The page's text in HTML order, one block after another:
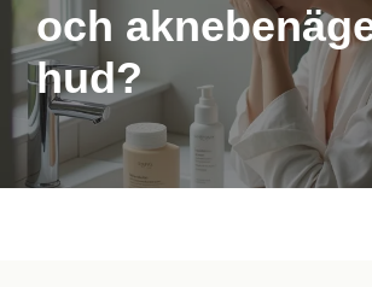
och
hud?